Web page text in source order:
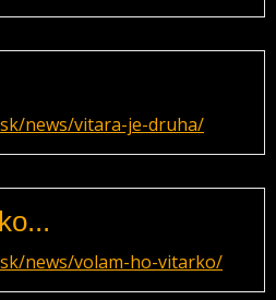
news/vitara-je-druha/
news/volam-ho-vitarko/